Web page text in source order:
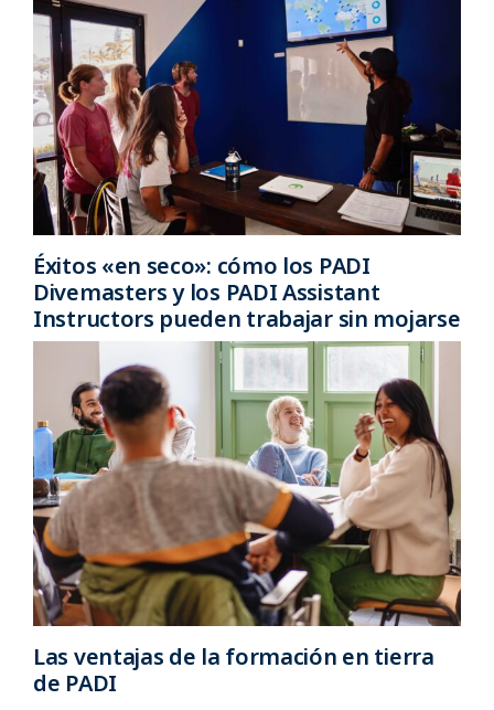
Éxitos «en seco»: cómo los PADI
Divemasters y los PADI Assistant
Instructors pueden trabajar sin mojarse
Las ventajas de la formación en tierra
de PADI